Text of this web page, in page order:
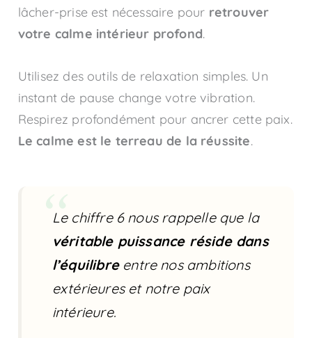
lâcher-prise est nécessaire pour retrouver
votre calme intérieur profond.
Utilisez des outils de relaxation simples. Un
instant de pause change votre vibration.
Respirez profondément pour ancrer cette paix.
Le calme est le terreau de la réussite.
Le chiffre 6 nous rappelle que la
véritable puissance réside dans
l’équilibreentre nos ambitions
extérieures et notre paix
intérieure.